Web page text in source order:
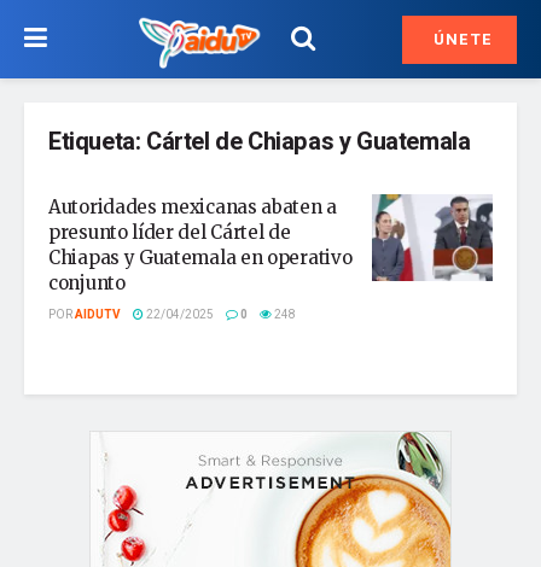
ÚNETE
Etiqueta: Cártel de Chiapas y Guatemala
Autoridades mexicanas abaten a
presunto líder del Cártel de
Chiapas y Guatemala en operativo
conjunto
PORAIDUTV 22/04/2025 0 248